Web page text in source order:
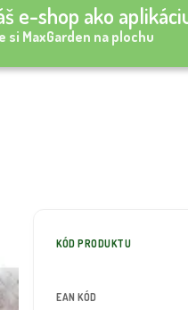
e-shop ako
si MaxGarden na plochu
KÓD PRODUKTU
EAN KÓD